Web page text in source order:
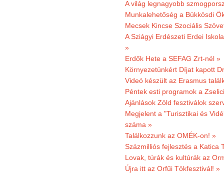
A világ legnagyobb
Munkalehetőség a Bükkösdi
Mecsek Kincse Szociális
A Sziágyi Erdészeti Erdei
»
Erdők Hete a SEFAG Zrt-nél »
Környezetünkért Díjat kapott
Videó készült az Erasmus
Péntek esti programok a
Ajánlások Zöld fesztiválok
Megjelent a "Turisztikai és
száma »
Találkozzunk az OMÉK-on! »
Százmilliós fejlesztés a Katica
Lovak, túrák és kultúrák az
Újra itt az Orfűi Tökfesztivál! »